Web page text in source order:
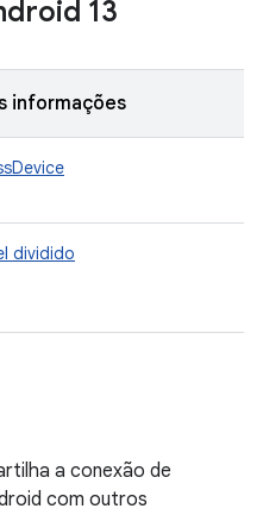
13
informações
dividido
a conexão de
com outros